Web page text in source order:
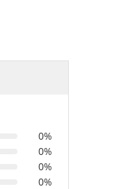
0%
0%
0%
0%